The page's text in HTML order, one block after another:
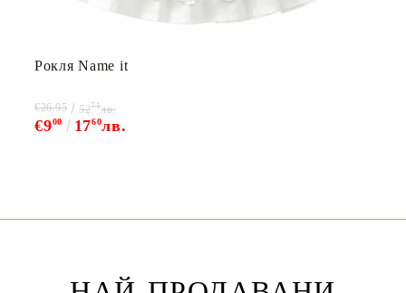
Рокля Name it
€900 1760лв.
€26.95 5271лв.